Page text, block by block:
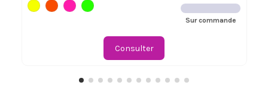
Sur commande
Consulter